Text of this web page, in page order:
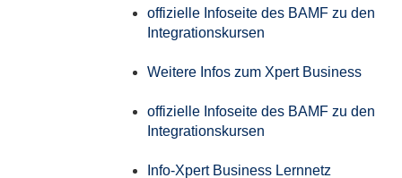
offizielle Infoseite des BAMF zu den
Integrationskursen
Weitere Infos zum Xpert Business
offizielle Infoseite des BAMF zu den
Integrationskursen
Info-Xpert Business Lernnetz